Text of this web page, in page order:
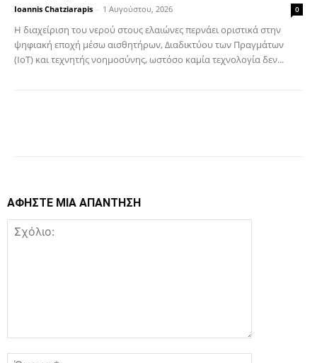
Ioannis Chatziarapis - 1 Αυγούστου, 2026 0
Η διαχείριση του νερού στους ελαιώνες περνάει οριστικά στην
ψηφιακή εποχή μέσω αισθητήρων, Διαδικτύου των Πραγμάτων
(IoT) και τεχνητής νοημοσύνης, ωστόσο καμία τεχνολογία δεν...
ΑΦΗΣΤΕ ΜΙΑ ΑΠΑΝΤΗΣΗ